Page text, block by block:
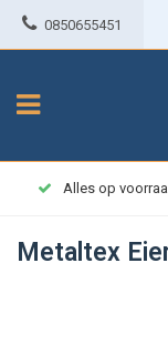
0850655451
Alles op
Metaltex